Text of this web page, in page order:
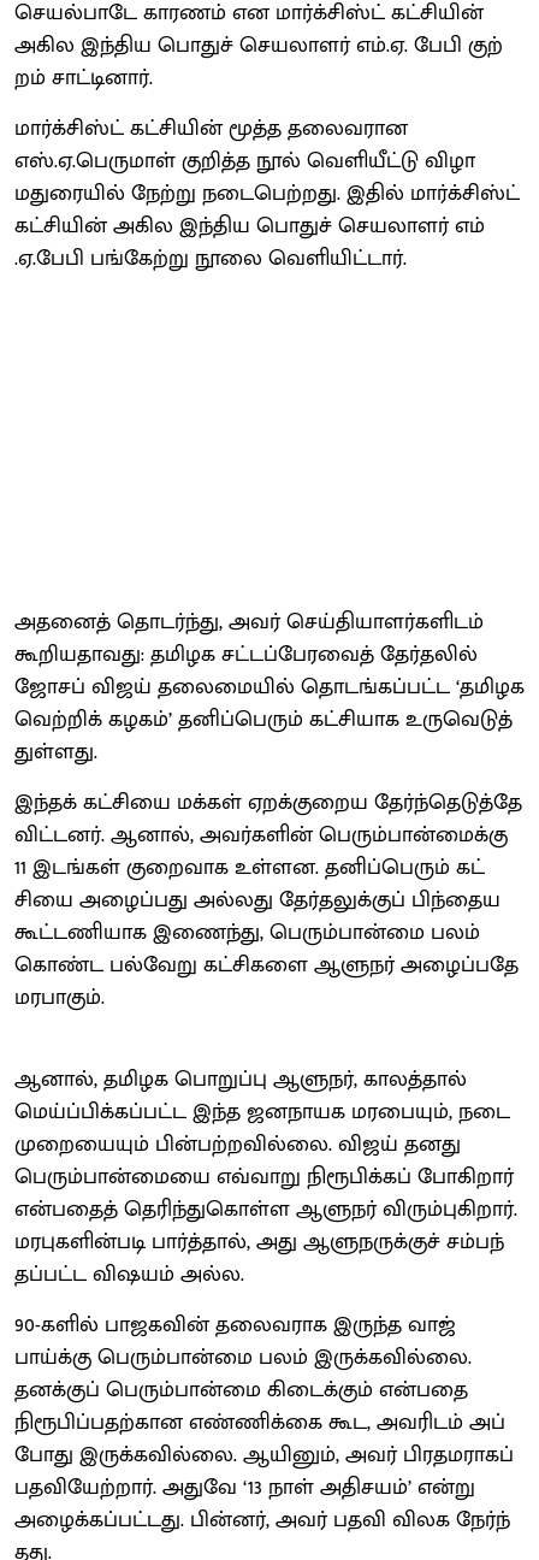
செயல்​பாடே காரணம் என மார்க்சிஸ்ட் கட்​சி​யின்
அகில இந்​திய பொதுச் செய​லா​ளர் எம்​.ஏ. பேபி குற்​
றம் சாட்​டி​னார்.
மார்க்சிஸ்ட் கட்சியின் மூத்த தலைவரான
எஸ்.ஏ.பெரு​மாள் குறித்த நூல் வெளி​யீட்டு விழா
மதுரையில் நேற்று நடை​பெற்​றது. இதில் மார்க்​சிஸ்ட்
கட்சியின் அகில இந்​திய பொதுச் செய​லா​ளர் எம்​
.ஏ.பேபி பங்​கேற்று நூலை வெளி​யிட்​டார்.
அதனைத் தொடர்ந்​து, அவர் செய்​தி​யாளர்​களிடம்
கூறிய​தாவது: தமிழக சட்​டப்​பேர​வைத் தேர்​தலில்
ஜோசப் விஜய் தலை​மை​யில் தொடங்​கப்​பட்ட ‘தமிழக
வெற்​றிக் கழகம்’ தனிப்​பெரும் கட்​சி​யாக உரு​வெடுத்​
துள்​ளது.
இந்​தக் கட்​சியை மக்​கள் ஏறக்​குறைய தேர்ந்​தெடுத்தே
விட்​டனர். ஆனால், அவர்​களின் பெரும்​பான்​மைக்கு
11 இடங்​கள் குறை​வாக உள்​ளன. தனிப்​பெரும் கட்​
சியை அழைப்​பது அல்​லது தேர்​தலுக்​குப் பிந்​தைய
கூட்​ட​ணி​யாக இணைந்​து, பெரும்​பான்மை பலம்
கொண்ட பல்​வேறு கட்​சிகளை ஆளுநர் அழைப்​பதே
மரபாகும்.
ஆனால், தமிழக பொறுப்பு ஆளுநர், காலத்​தால்
மெய்ப்​பிக்​கப்​பட்ட இந்த ஜனநாயக மரபை​யும், நடை​
முறையை​யும் பின்​பற்​ற​வில்​லை. விஜய் தனது
பெரும்​பான்​மையை எவ்​வாறு நிரூபிக்​கப் போகிறார்
என்​ப​தைத் தெரிந்​து​கொள்ள ஆளுநர் விரும்​பு​கிறார்.
மரபு​களின்​படி பார்த்​தால், அது ஆளுநருக்​குச் சம்​பந்​
தப்​பட்ட விஷ​யம் அல்ல.
90-களில் பாஜக​வின் தலை​வ​ராக இருந்த வாஜ்​
பாய்க்கு பெரும்​பான்மை பலம் இருக்​க​வில்​லை.
தனக்​குப் பெரும்​பான்மை கிடைக்​கும் என்​பதை
நிரூபிப்​ப​தற்​கான எண்​ணிக்கை கூட, அவரிடம் அப்​
போது இருக்​க​வில்​லை. ஆயினும், அவர் பிரதம​ராகப்
பதவி​யேற்​றார். அதுவே ‘13 நாள் அதிச​யம்’ என்று
அழைக்​கப்​பட்​டது. பின்​னர், அவர் பதவி விலக நேர்ந்​
தது.